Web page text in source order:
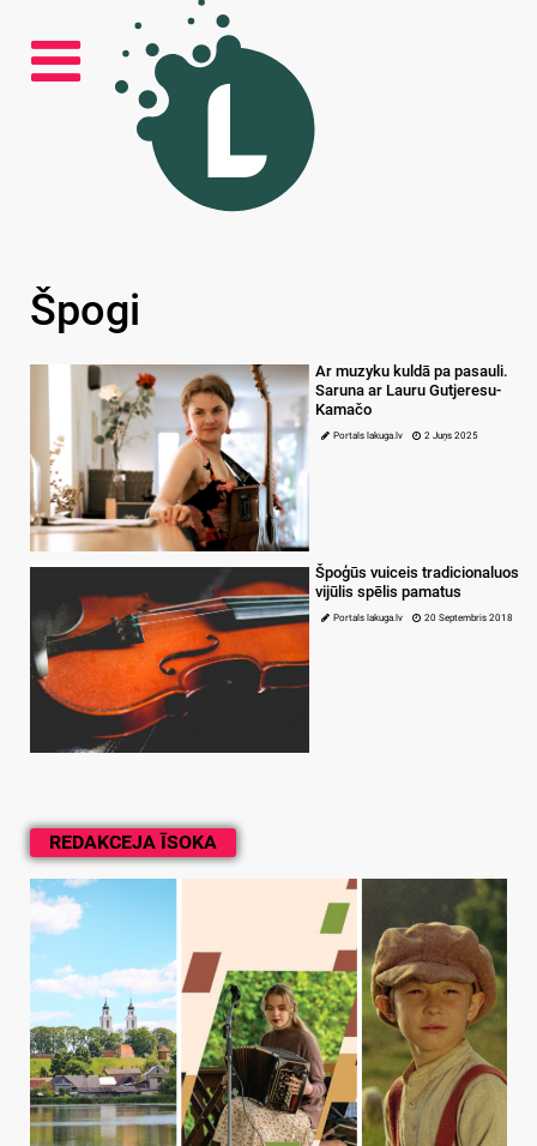
REDAKCEJA ĪSOKA
Špogi
Ar muzyku kuldā pa pasauli.
Saruna ar Lauru Gutjeresu-
Kamačo
Portals lakuga.lv 2 Juņs 2025
Špoģūs vuiceis tradicionaluos
vijūlis spēlis pamatus
Portals lakuga.lv 20 Septembris 2018